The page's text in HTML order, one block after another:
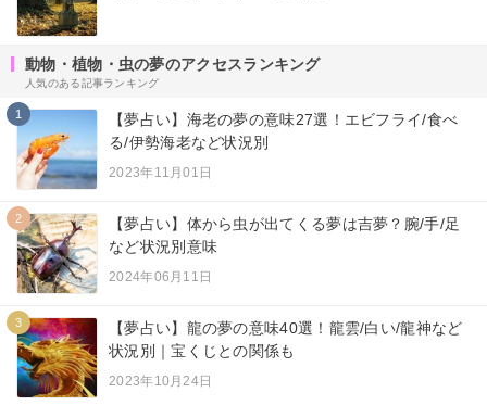
動物・植物・虫の夢のアクセスランキング
人気のある記事ランキング
1
【夢占い】海老の夢の意味27選！エビフライ/食べ
る/伊勢海老など状況別
2023年11月01日
2
【夢占い】体から虫が出てくる夢は吉夢？腕/手/足
など状況別意味
2024年06月11日
3
【夢占い】龍の夢の意味40選！龍雲/白い/龍神など
状況別｜宝くじとの関係も
2023年10月24日